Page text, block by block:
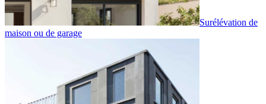
Surélévation de
maison ou de garage